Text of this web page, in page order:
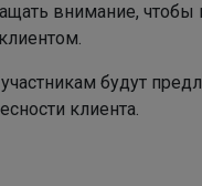
внимание,
будут
клиента.